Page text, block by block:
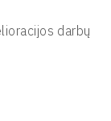
darbų